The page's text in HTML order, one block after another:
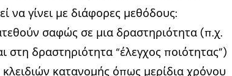
να γίνει με διάφορες μεθόδους:
σαφώς σε μια δραστηριότητα (π.χ.
στη δραστηριότητα “έλεγχος ποιότητας”)
κατανομής όπως μερίδια χρόνου